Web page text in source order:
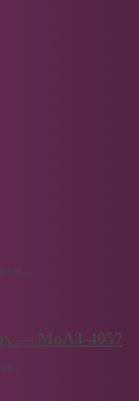
— МоАЗ-4057